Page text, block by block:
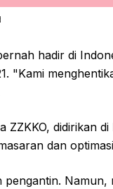
hadir di
"Kami
ZZKKO, didirikan
dan